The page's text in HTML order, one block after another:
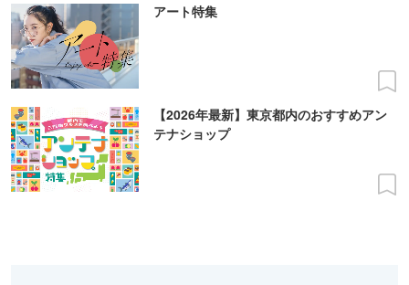
アート特集
【2026年最新】東京都内のおすすめアン
テナショップ